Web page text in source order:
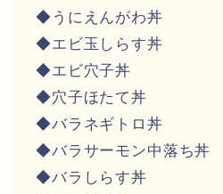
◆うにえんがわ丼
◆エビ玉しらす丼
◆エビ穴子丼
◆穴子ほたて丼
◆バラネギトロ丼
◆バラサーモン中落ち丼
◆バラしらす丼